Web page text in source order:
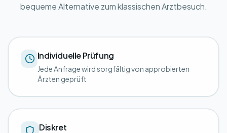
bequeme Alternative zum klassischen Arztbesuch.
Individuelle Prüfung
Jede Anfrage wird sorgfältig von approbierten
Ärzten geprüft
Diskret